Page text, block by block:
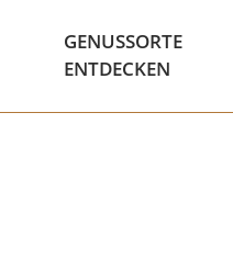
GENUSSORTE
ENTDECKEN